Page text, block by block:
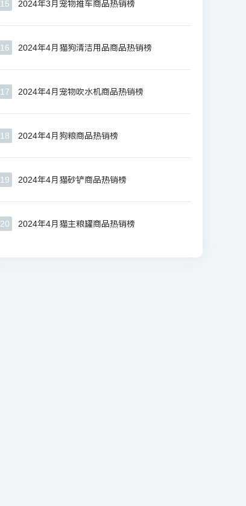
15 2024年3月宠物推车商品热销榜
16 2024年4月猫狗清洁用品商品热销榜
17 2024年4月宠物吹水机商品热销榜
18 2024年4月狗粮商品热销榜
19 2024年4月猫砂铲商品热销榜
20 2024年4月猫主粮罐商品热销榜